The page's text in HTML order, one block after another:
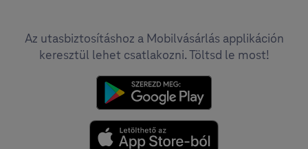
Az utasbiztosításhoz a Mobilvásárlás applikáción
keresztül lehet csatlakozni. Töltsd le most!